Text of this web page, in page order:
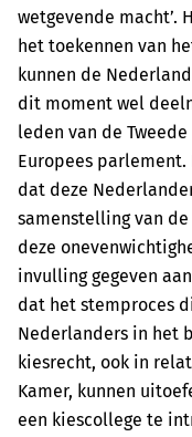
wetgevende macht’.
het toekennen van
kunnen de
dit moment wel
leden van de
Europees
dat deze
samenstelling van
deze
invulling gegeven
dat het stemproces
Nederlanders in het
kiesrecht, ook in
Kamer, kunnen
een kiescollege te